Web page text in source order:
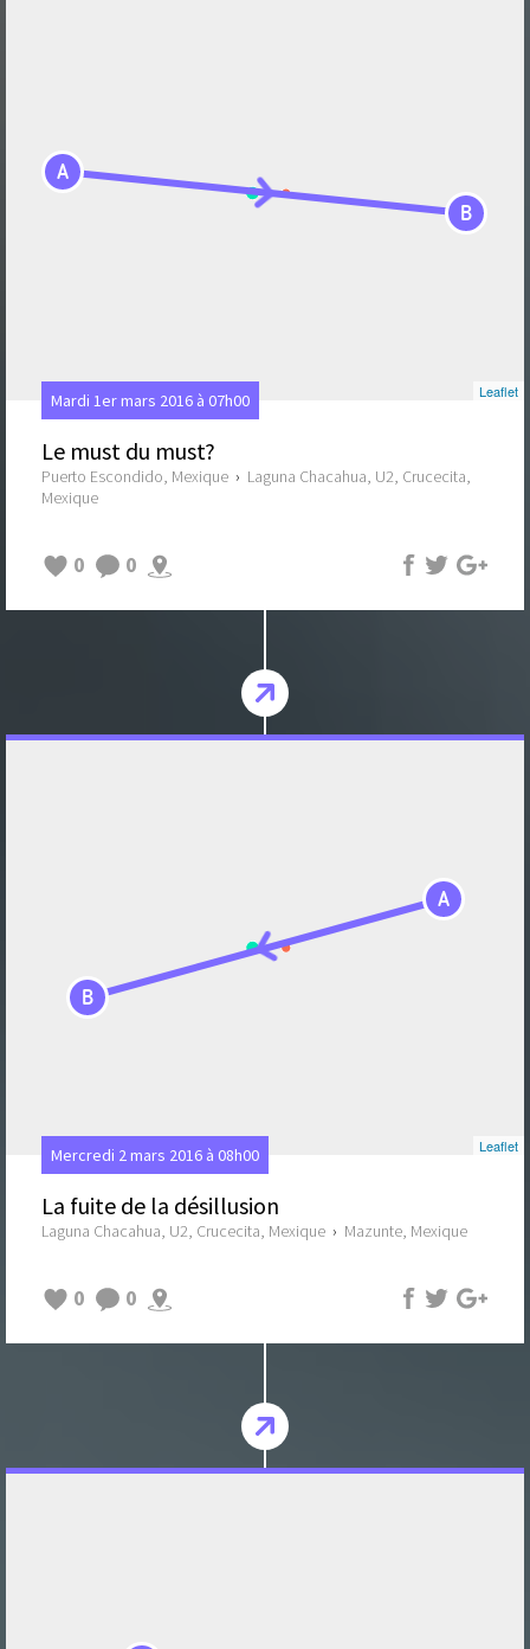
A
B
Leaflet
Mardi 1er mars 2016 à 07h00
Le must du must?
Puerto Escondido, Mexique › Laguna Chacahua, U2, Crucecita,
Mexique
0 0
A
B
Leaflet
Mercredi 2 mars 2016 à 08h00
La fuite de la désillusion
Laguna Chacahua, U2, Crucecita, Mexique › Mazunte, Mexique
0 0